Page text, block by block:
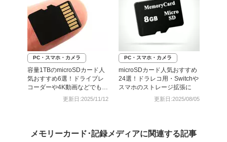
PC・スマホ・カメラ
容量1TBのmicroSDカード人
気おすすめ6選！ドライブレ
コーダーや4K動画などでも安
更新日:2025/11/12
PC・スマホ・カメラ
microSDカード人気おすすめ
24選！ドラレコ用・Switchや
スマホのストレージ拡張に
更新日:2025/08/05
メモリーカード･記録メディアに関連する記事